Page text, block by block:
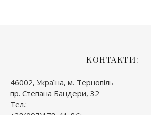
КОНТАКТИ:
46002, Україна, м. Тернопіль
пр. Степана Бандери, 32
Тел.: